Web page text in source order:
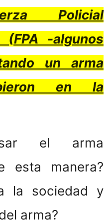
Policial
(FPA -algunos
un arma
en la
el arma
esta manera?
la sociedad y
arma?